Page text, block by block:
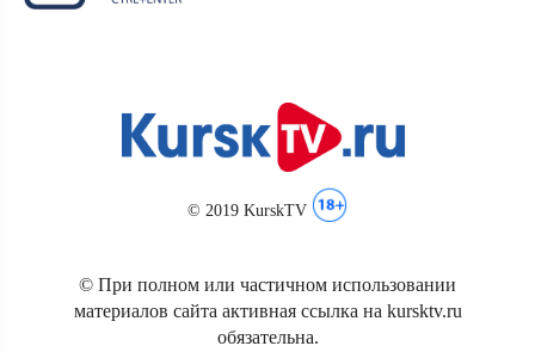
© 2019 KurskTV
© При полном или частичном использовании
материалов сайта активная ссылка на kursktv.ru
обязательна.